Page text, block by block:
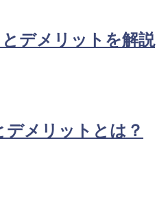
デメリットを解説
メリットとは？